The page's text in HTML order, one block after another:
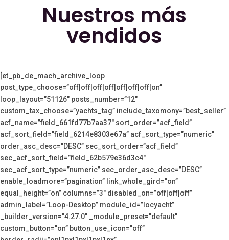
Nuestros más
vendidos
[et_pb_de_mach_archive_loop
post_type_choose=”off|off|off|off|off|off|off|on”
loop_layout=”51126″ posts_number=”12″
custom_tax_choose=”yachts_tag” include_taxomony=”best_seller”
acf_name=”field_661fd77b7aa37″ sort_order=”acf_field”
acf_sort_field=”field_6214e8303e67a” acf_sort_type=”numeric”
order_asc_desc=”DESC” sec_sort_order=”acf_field”
sec_acf_sort_field=”field_62b579e36d3c4″
sec_acf_sort_type=”numeric” sec_order_asc_desc=”DESC”
enable_loadmore=”pagination” link_whole_gird=”on”
equal_height=”on” columns=”3″ disabled_on=”off|off|off”
admin_label=”Loop-Desktop” module_id=”locyacht”
_builder_version=”4.27.0″ _module_preset=”default”
custom_button=”on” button_use_icon=”off”